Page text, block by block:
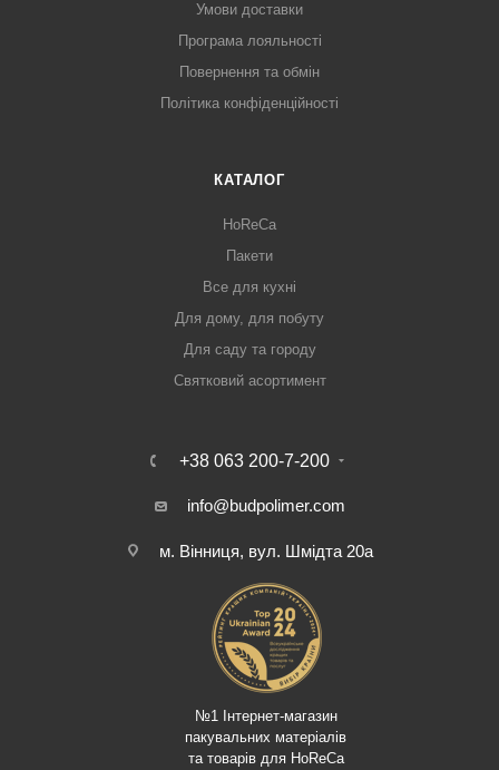
Умови доставки
Програма лояльності
Повернення та обмін
Політика конфіденційності
КАТАЛОГ
HoReCa
Пакети
Все для кухні
Для дому, для побуту
Для саду та городу
Святковий асортимент
+38 063 200-7-200
info@budpolimer.com
м. Вінниця, вул. Шмідта 20а
№1 Інтернет-магазин
пакувальних матеріалів
та товарів для HoReCa